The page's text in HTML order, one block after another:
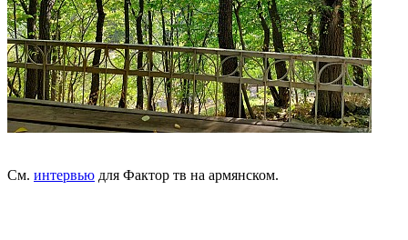
См. интервью для Фактор тв на армянском.